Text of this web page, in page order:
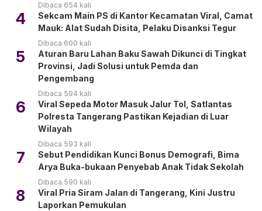
Dibaca 654 kali
4
Sekcam Main PS di Kantor Kecamatan Viral, Camat
Mauk: Alat Sudah Disita, Pelaku Disanksi Tegur
Dibaca 600 kali
5
Aturan Baru Lahan Baku Sawah Dikunci di Tingkat
Provinsi, Jadi Solusi untuk Pemda dan
Pengembang
Dibaca 594 kali
6
Viral Sepeda Motor Masuk Jalur Tol, Satlantas
Polresta Tangerang Pastikan Kejadian di Luar
Wilayah
Dibaca 593 kali
7
Sebut Pendidikan Kunci Bonus Demografi, Bima
Arya Buka-bukaan Penyebab Anak Tidak Sekolah
Dibaca 590 kali
8
Viral Pria Siram Jalan di Tangerang, Kini Justru
Laporkan Pemukulan